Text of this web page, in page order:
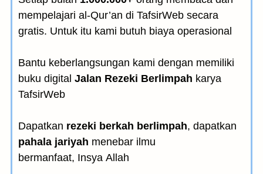
mempelajari al-Qur’an di TafsirWeb secara
gratis. Untuk itu kami butuh biaya operasional
Bantu keberlangsungan kami dengan memiliki
buku digital Jalan Rezeki Berlimpah karya
TafsirWeb
Dapatkan rezeki berkah berlimpah, dapatkan
pahala jariyah menebar ilmu
bermanfaat, Insya Allah